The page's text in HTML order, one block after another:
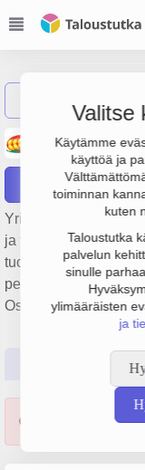
Valitse
Käytämme
käyttöä ja
toiminnan
kuten
Taloustutka
palvelun
sinulle
ylimääräisten
ja
Raportit
Yrityksen Leipomo J.
ja tulos -66 000 €.
tuoreiden
perustamisvuosi
Osakeyhtiö (OY).
Yritys